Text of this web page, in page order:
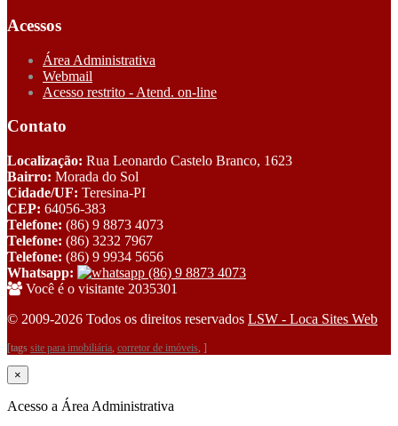
Acessos
Área Administrativa
Webmail
Acesso restrito - Atend. on-line
Contato
Localização: Rua Leonardo Castelo Branco, 1623
Bairro: Morada do Sol
Cidade/UF: Teresina-PI
CEP: 64056-383
Telefone: (86) 9 8873 4073
Telefone: (86) 3232 7967
Telefone: (86) 9 9934 5656
Whatsapp:
(86) 9 8873 4073
Você é o visitante 2035301
© 2009-2026 Todos os direitos reservados LSW - Loca Sites Web
[tags site para imobiliária, corretor de imóveis, ]
×
Acesso a Área Administrativa